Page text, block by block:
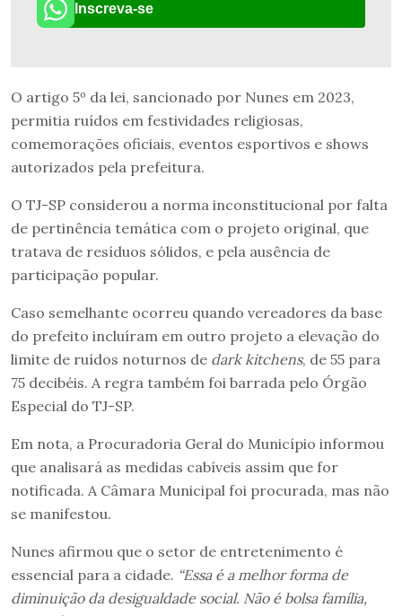
Inscreva-se
O artigo 5º da lei, sancionado por Nunes em 2023,
permitia ruídos em festividades religiosas,
comemorações oficiais, eventos esportivos e shows
autorizados pela prefeitura.
O TJ-SP considerou a norma inconstitucional por falta
de pertinência temática com o projeto original, que
tratava de resíduos sólidos, e pela ausência de
participação popular.
Caso semelhante ocorreu quando vereadores da base
do prefeito incluíram em outro projeto a elevação do
limite de ruídos noturnos de dark kitchens, de 55 para
75 decibéis. A regra também foi barrada pelo Órgão
Especial do TJ-SP.
Em nota, a Procuradoria Geral do Município informou
que analisará as medidas cabíveis assim que for
notificada. A Câmara Municipal foi procurada, mas não
se manifestou.
Nunes afirmou que o setor de entretenimento é
essencial para a cidade. “Essa é a melhor forma de
diminuição da desigualdade social. Não é bolsa família,